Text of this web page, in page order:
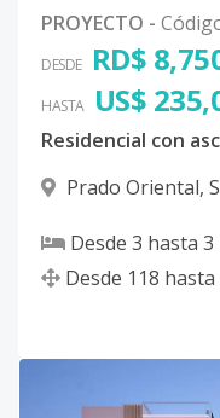
PROYECTO -
DESDE RD$
HASTA US$
Prado Oriental,
Desde 3 hasta 3
Desde 118 hasta